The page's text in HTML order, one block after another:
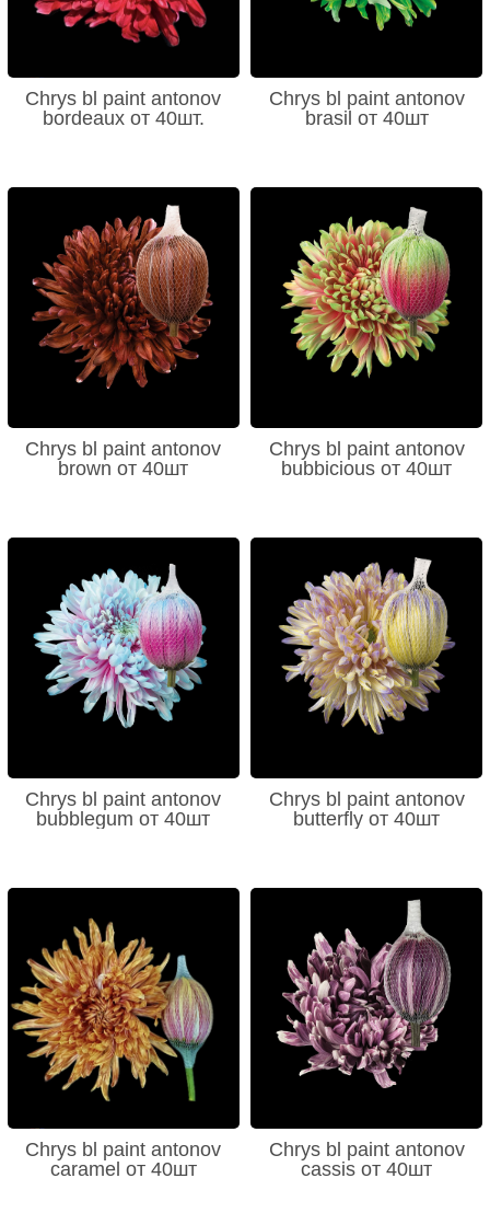
Chrys bl paint antonov
bordeaux от 40шт.
Chrys bl paint antonov
brasil от 40шт
Chrys bl paint antonov
brown от 40шт
Chrys bl paint antonov
bubbicious от 40шт
Chrys bl paint antonov
bubblegum от 40шт
Chrys bl paint antonov
butterfly от 40шт
Chrys bl paint antonov
caramel от 40шт
Chrys bl paint antonov
cassis от 40шт